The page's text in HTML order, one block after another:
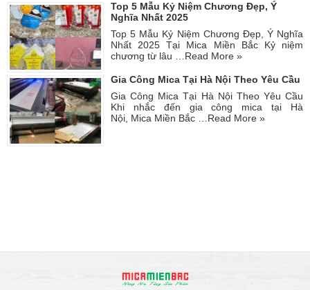
Top 5 Mẫu Kỷ Niệm Chương Đẹp, Ý
Nghĩa Nhất 2025
Top 5 Mẫu Kỷ Niệm Chương Đẹp, Ý Nghĩa
Nhất 2025 Tại Mica Miền Bắc Kỷ niệm
chương từ lâu … Read More »
Gia Công Mica Tại Hà Nội Theo Yêu Cầu
Gia Công Mica Tại Hà Nội Theo Yêu Cầu
Khi nhắc đến gia công mica tại Hà
Nội, Mica Miền Bắc …Read More »